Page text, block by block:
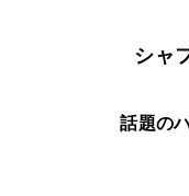
シャ
話題の